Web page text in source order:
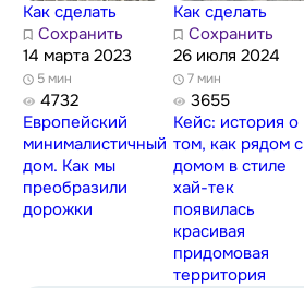
Как сделать
Сохранить
14 марта 2023
5 мин
4732
Европейский
минималистичный
дом. Как мы
преобразили
дорожки
Как сделать
Сохранить
26 июля 2024
7 мин
3655
Кейс: история о
том, как рядом с
домом в стиле
хай-тек
появилась
красивая
придомовая
территория